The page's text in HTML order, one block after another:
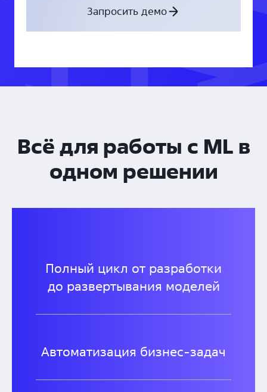
Запросить демо
Всё для работы с ML в
одном решении
Полный цикл от разработки
до развертывания моделей
Автоматизация бизнес-задач